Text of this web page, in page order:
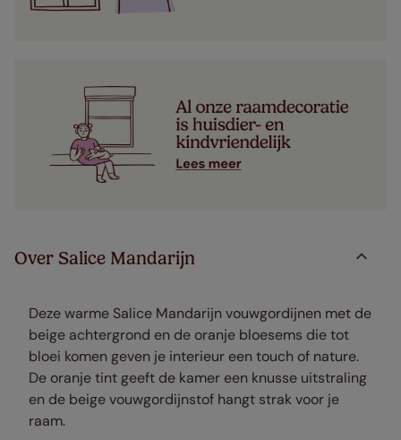
Over Salice Mandarijn
Deze warme Salice Mandarijn vouwgordijnen met de
beige achtergrond en de oranje bloesems die tot
bloei komen geven je interieur een touch of nature.
De oranje tint geeft de kamer een knusse uitstraling
en de beige vouwgordijnstof hangt strak voor je
raam.